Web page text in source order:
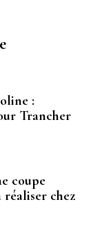
:
Trancher
coupe
chez